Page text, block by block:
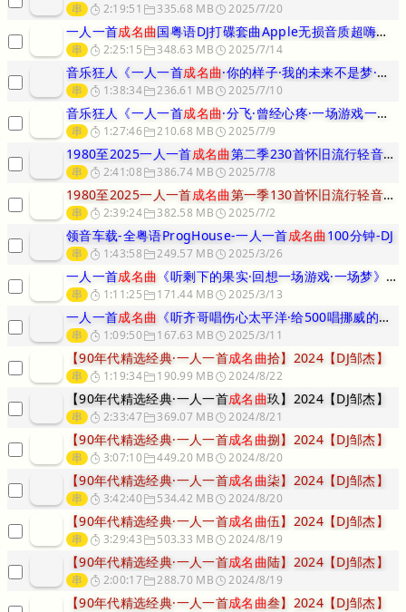
串 2:19:51 335.68 MB 2025/7/20
一人一首成名曲国粤语DJ打碟套曲Apple无损音质超嗨车载CD13
串 2:25:15 348.63 MB 2025/7/14
音乐狂人《一人一首成名曲·你的样子·我的未来不是梦·心要让你听见·
串 1:38:34 236.61 MB 2025/7/10
音乐狂人《一人一首成名曲·分飞·曾经心疼·一场游戏一场梦·无情的情
串 1:27:46 210.68 MB 2025/7/9
1980至2025一人一首成名曲第二季230首怀旧流行轻音乐车载C
串 2:41:08 386.74 MB 2025/7/8
1980至2025一人一首成名曲第一季130首怀旧流行轻音乐车载C
串 2:39:24 382.58 MB 2025/7/2
领音车载-全粤语ProgHouse-一人一首成名曲100分钟-DJ
串 1:43:58 249.57 MB 2025/3/26
一人一首成名曲 《听剩下的果实·回想一场游戏·一场梦》经典老歌串烧大
串 1:11:25 171.44 MB 2025/3/13
一人一首成名曲 《听齐哥唱伤心太平洋·给500唱挪威的森林》无损连版
串 1:09:50 167.63 MB 2025/3/11
【90年代精选经典·一人一首成名曲拾】2024【DJ邹杰】
串 1:19:34 190.99 MB 2024/8/22
【90年代精选经典·一人一首成名曲玖】2024【DJ邹杰】
串 2:33:47 369.07 MB 2024/8/21
【90年代精选经典·一人一首成名曲捌】2024【DJ邹杰】
串 3:07:10 449.20 MB 2024/8/20
【90年代精选经典·一人一首成名曲柒】2024【DJ邹杰】
串 3:42:40 534.42 MB 2024/8/20
【90年代精选经典·一人一首成名曲伍】2024【DJ邹杰】
串 3:29:43 503.33 MB 2024/8/19
【90年代精选经典·一人一首成名曲陆】2024【DJ邹杰】
串 2:00:17 288.70 MB 2024/8/19
【90年代精选经典·一人一首成名曲叁】2024【DJ邹杰】